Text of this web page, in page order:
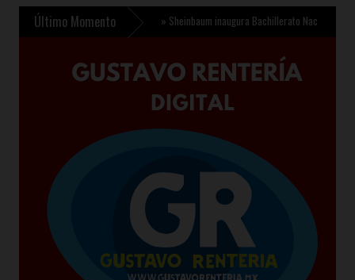
Último Momento
inversión de 510 mdp » Sheinbaum inaugura Bachillerato Nacional en Texcoco y